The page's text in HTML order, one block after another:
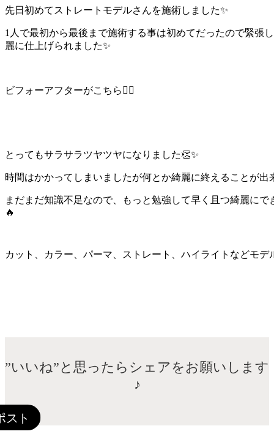
先日初めてストレートモデルさんを施術しました✨
1人で最初から最後まで施術する事は初めてだったので緊張
麗に仕上げられました✨
ビフォーアフターがこちら👇🏻
とってもサラサラツヤツヤになりました👏✨
時間はかかってしまいましたが何とか綺麗に終えることが出
まだまだ知識不足なので、もっと勉強して早く且つ綺麗にで
🔥
カット、カラー、パーマ、ストレート、ハイライトなどモデ
”いいね”と思ったらシェアをお願いします
♪